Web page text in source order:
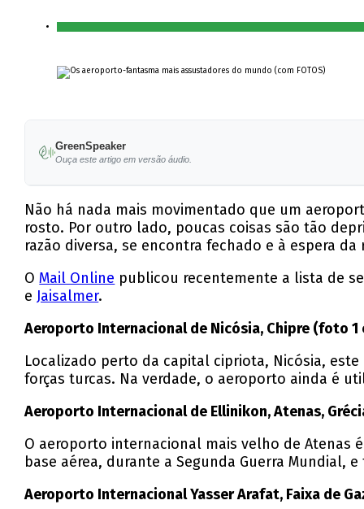
GreenSpeaker
Ouça este artigo em versão áudio.
Não há nada mais movimentado que um
rosto. Por outro lado, poucas coisas são tão
razão diversa, se encontra fechado e à espera
OMail Online publicou recentemente a lista de
e Jaisalmer.
Aeroporto Internacional de Nicósia, Chipre (foto 1
Localizado perto da capital cipriota, Nicósia,
forças turcas. Na verdade, o aeroporto ainda é
Aeroporto Internacional de Ellinikon, Atenas,
O aeroporto internacional mais velho de Atenas
base aérea, durante a Segunda Guerra Mundial,
Aeroporto Internacional Yasser Arafat, Faixa de